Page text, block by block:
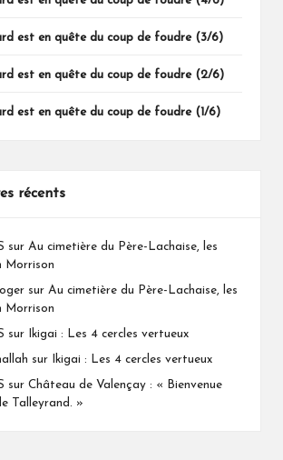
est en quête du coup de foudre (3/6)
est en quête du coup de foudre (2/6)
est en quête du coup de foudre (1/6)
récents
sur Au cimetière du Père-Lachaise, les
Morrison
sur Au cimetière du Père-Lachaise, les
Morrison
sur Ikigai : Les 4 cercles vertueux
sur Ikigai : Les 4 cercles vertueux
sur Château de Valençay : « Bienvenue
Talleyrand. »